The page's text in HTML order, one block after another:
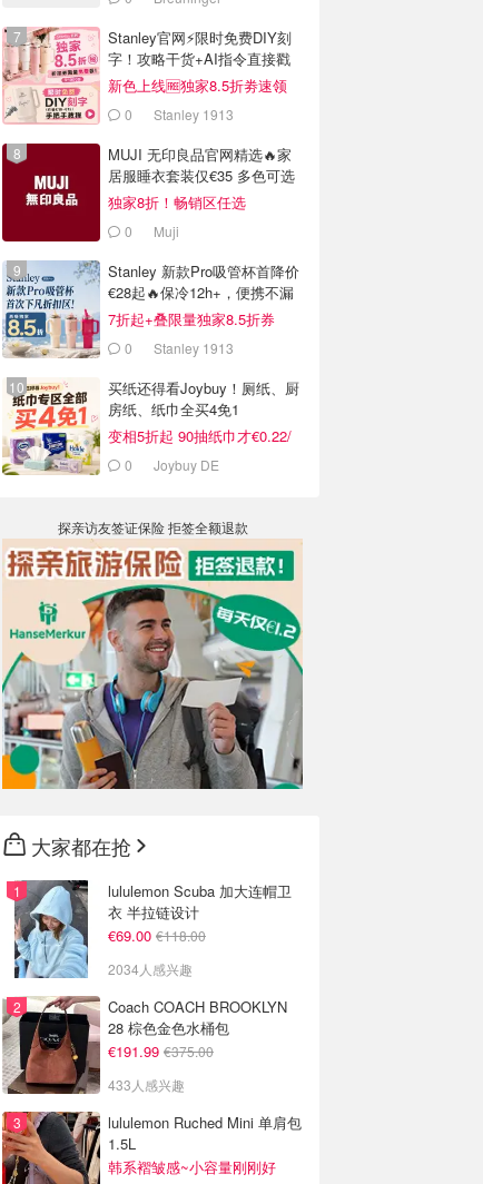
Stanley官网⚡️限时免费DIY刻
字！攻略干货+AI指令直接戳
新色上线🆓独家8.5折劵速领
0 Stanley 1913
MUJI 无印良品官网精选🔥家
居服睡衣套装仅€35 多色可选
独家8折！畅销区任选
0 Muji
Stanley 新款Pro吸管杯首降价
€28起🔥保冷12h+，便携不漏
水
7折起+叠限量独家8.5折券
0 Stanley 1913
买纸还得看Joybuy！厕纸、厨
房纸、纸巾全买4免1
变相5折起 90抽纸巾才€0.22/
包 0 Joybuy DE
探亲访友签证保险 拒签全额退款
大家都在抢
lululemon Scuba 加大连帽卫
衣 半拉链设计
€69.00 €118.00
2034人感兴趣
Coach COACH BROOKLYN
28 棕色金色水桶包
€191.99 €375.00
433人感兴趣
lululemon Ruched Mini 单肩包
1.5L
韩系褶皱感~小容量刚刚好